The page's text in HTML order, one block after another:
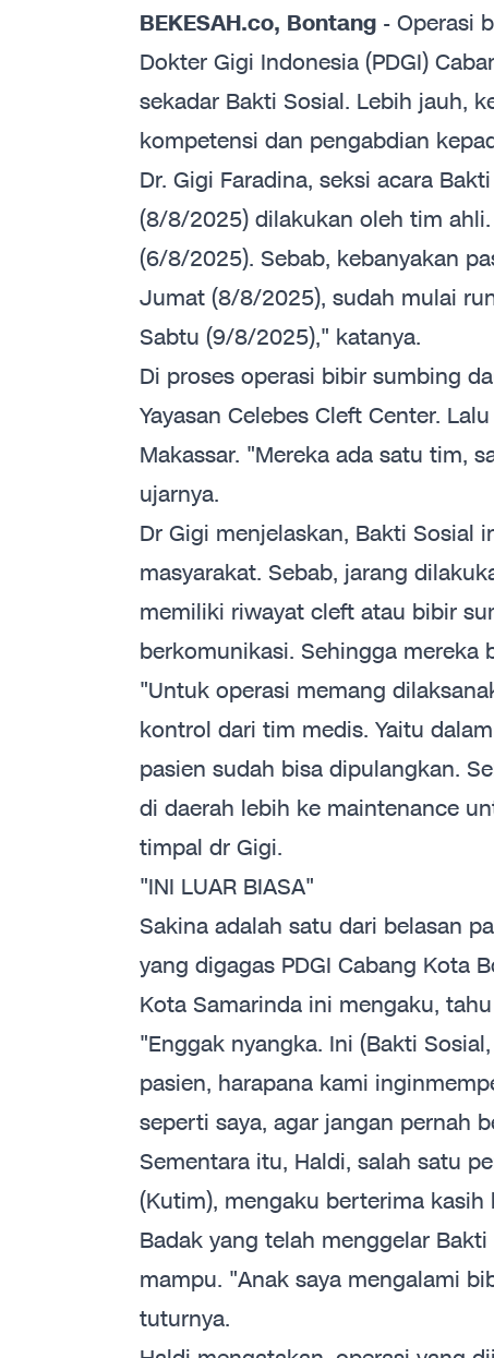
BEKESAH.co, Bontang - Operasi
Dokter Gigi Indonesia (PDGI)
sekadar Bakti Sosial. Lebih jauh,
kompetensi dan pengabdian
Dr. Gigi Faradina, seksi acara
(8/8/2025) dilakukan oleh tim
(6/8/2025). Sebab, kebanyakan
Jumat (8/8/2025), sudah mulai
Sabtu (9/8/2025)," katanya.
Di proses operasi bibir sumbing
Yayasan Celebes Cleft Center.
Makassar. "Mereka ada satu tim,
ujarnya.
Dr Gigi menjelaskan, Bakti Sosial
masyarakat. Sebab, jarang
memiliki riwayat cleft atau bibir
berkomunikasi. Sehingga mereka
"Untuk operasi memang
kontrol dari tim medis. Yaitu
pasien sudah bisa dipulangkan.
di daerah lebih ke maintenance
timpal dr Gigi.
"INI LUAR BIASA"
Sakina adalah satu dari belasan
yang digagas PDGI Cabang Kota
Kota Samarinda ini mengaku,
"Enggak nyangka. Ini (Bakti
pasien, harapana kami
seperti saya, agar jangan pernah
Sementara itu, Haldi, salah satu
(Kutim), mengaku berterima kasih
Badak yang telah menggelar
mampu. "Anak saya mengalami
tuturnya.